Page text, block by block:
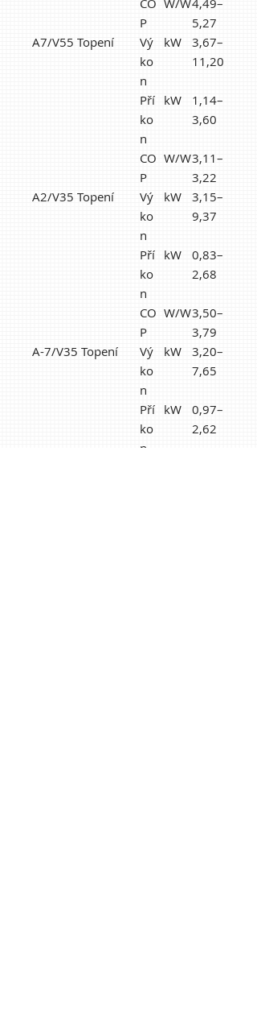
P
5,27
A7/V55 Topení
Vý
ko
n
kW
3,67–
11,20
Pří
ko
n
kW
1,14–
3,60
CO
P
W/W3,11–
3,22
A2/V35 Topení
Vý
ko
n
kW
3,15–
9,37
Pří
ko
n
kW
0,83–
2,68
CO
P
W/W3,50–
3,79
A-7/V35 Topení
Vý
ko
n
kW
3,20–
7,65
Pří
ko
n
kW
0,97–
2,62